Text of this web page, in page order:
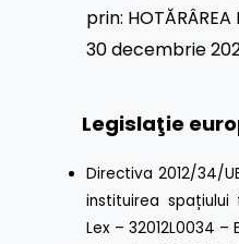
prin: HOTĂRÂREA
30 decembrie
Legislaţie
Directiva 2012/34/
instituirea spațiului
Lex – 32012L0034 –